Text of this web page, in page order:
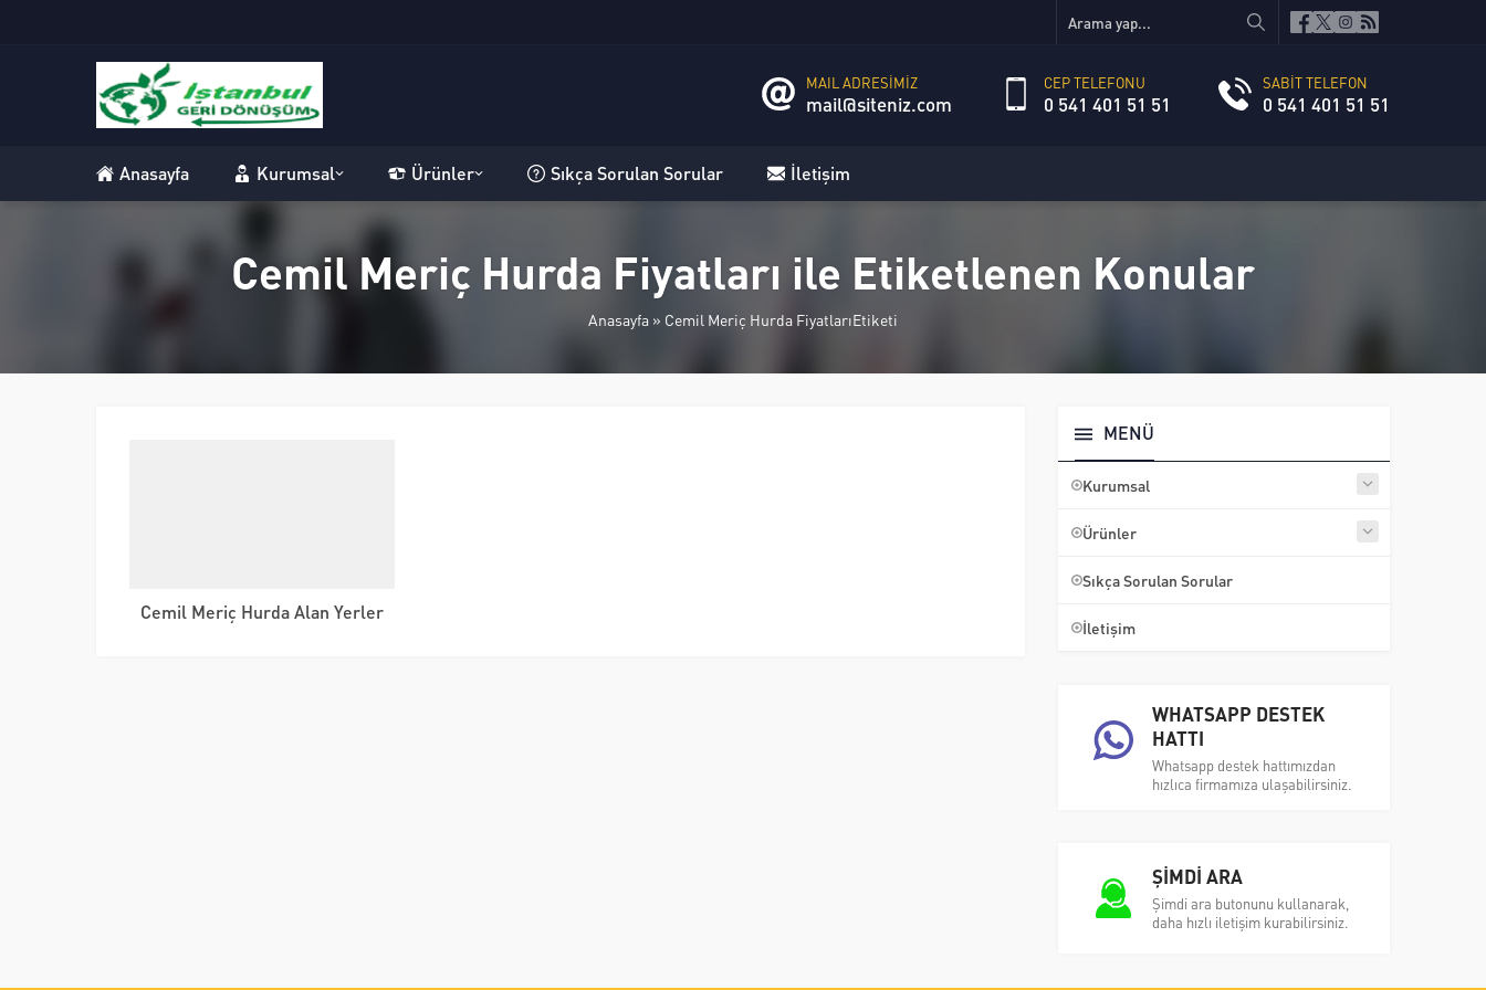
MAIL ADRESİMİZ
mail@siteniz.com
CEP TELEFONU
0 541 401 51 51
SABİT TELEFON
0 541 401 51 51
Anasayfa Kurumsal Ürünler Sıkça Sorulan Sorular İletişim
Cemil Meriç Hurda Fiyatları ile Etiketlenen Konular
Anasayfa » Cemil Meriç Hurda FiyatlarıEtiketi
Cemil Meriç Hurda Alan Yerler
MENÜ
Kurumsal
Ürünler
Sıkça Sorulan Sorular
İletişim
WHATSAPP DESTEK
HATTI
Whatsapp destek hattımızdan
hızlıca firmamıza ulaşabilirsiniz.
ŞİMDİ ARA
Şimdi ara butonunu kullanarak,
daha hızlı iletişim kurabilirsiniz.